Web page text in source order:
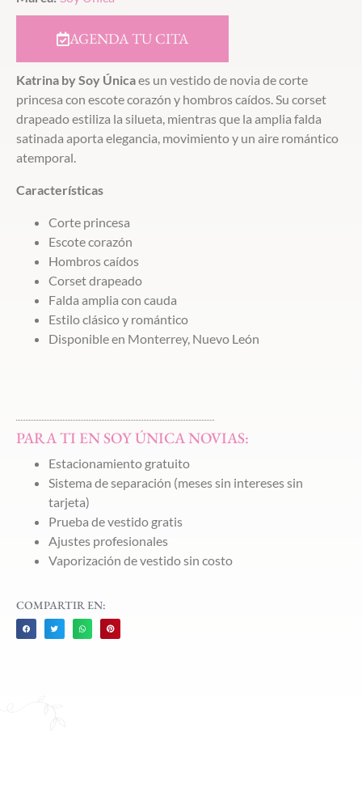
AGENDA TU CITA
Katrina by Soy Únicaes un vestido de novia de corte
princesa con escote corazón y hombros caídos. Su corset
drapeado estiliza la silueta, mientras que la amplia falda
satinada aporta elegancia, movimiento y un aire romántico
atemporal.
Características
Corte princesa
Escote corazón
Hombros caídos
Corset drapeado
Falda amplia con cauda
Estilo clásico y romántico
Disponible en Monterrey, Nuevo León
PARA TI EN SOY ÚNICA NOVIAS:
Estacionamiento gratuito
Sistema de separación (meses sin intereses sin
tarjeta)
Prueba de vestido gratis
Ajustes profesionales
Vaporización de vestido sin costo
COMPARTIR EN: